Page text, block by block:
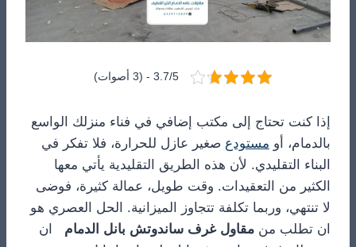
3.7/5 - (3 أصوات)
إذا كنت تحتاج إلى مكتب إضافي في فناء منزلك الواسع
بالدمام، أو مستودع صغير عازل للحرارة، فلا تفكر في
البناء التقليدي. لأن هذه الطريق التقليدية يأتي معها
الكثير من التعقيدات. وقت طويل، عمالة كثيرة، فوضى
لا تنتهي، وربما تكلفة تتجاوز الميزانية. الحل العصري هو
ان تطلب من مقاول غرف ساندوتش بانل الدمام ان